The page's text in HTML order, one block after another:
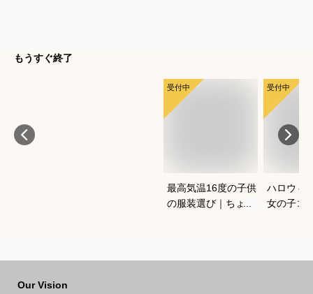
もうすぐ終了
受付中
最高気温16度の子供
の服装選び｜ちょう
受付中
ハロウィ
女の子コ
Our Vision